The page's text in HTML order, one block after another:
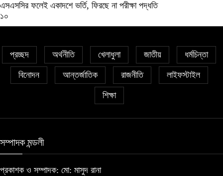
এসএসসির ফলেই একাদশে ভর্তি, ফিরছে না পরীক্ষা পদ্ধতি
১০
প্রচ্ছদ অর্থনীতি খেলাধুলা জাতীয় ধর্মচিন্তা
বিনোদন আন্তর্জাতিক রাজনীতি লাইফস্টাইল
শিক্ষা
সম্পাদক মন্ডলী
প্রকাশক ও সম্পাদক: মো: মাসুদ রানা